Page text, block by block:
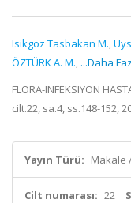
Isikgoz Tasbakan M.,
ÖZTÜRK A. M., ...Daha
FLORA-INFEKSIYON
cilt.22, sa.4, ss.148-152,
Yayın Türü: Makale
Cilt numarası: 22